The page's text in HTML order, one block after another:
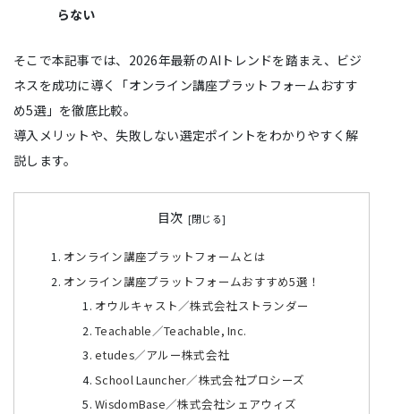
らない
そこで本記事では、2026年最新のAIトレンドを踏まえ、ビジ
ネスを成功に導く「オンライン講座プラットフォームおすす
め5選」を徹底比較。
導入メリットや、失敗しない選定ポイントをわかりやすく解
説します。
目次
オンライン講座プラットフォームとは
オンライン講座プラットフォームおすすめ5選！
オウルキャスト／株式会社ストランダー
Teachable／Teachable, Inc.
etudes／アルー株式会社
School Launcher／株式会社プロシーズ
WisdomBase／株式会社シェアウィズ